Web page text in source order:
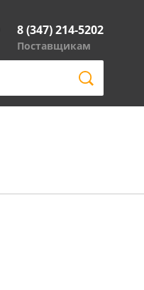
8 (347) 214-5202
Поставщикам